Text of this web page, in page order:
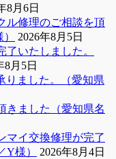
8月6日
ル修理のご相談を頂
2026年8月5日
いたしました。
8月5日
りました。（愛知県
きました（愛知県名
マイ交換修理が完了
Y様）
2026年8月4日